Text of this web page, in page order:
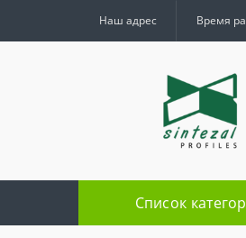
Наш адрес Время
Список